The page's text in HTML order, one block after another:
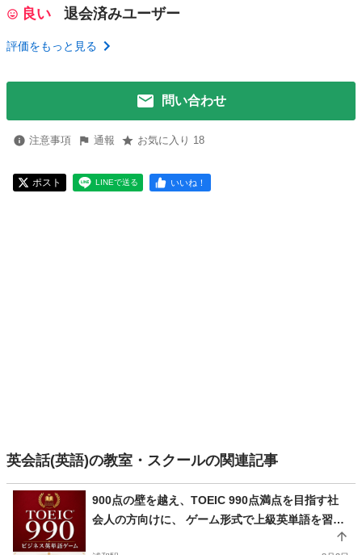
良い
退会済みユーザー
評価をもっと見る
問い合わせ
注意事項 通報 お気に入り 18
ポスト LINEで送る いいね！
英会話(英語)の教室・スクールの関連記事
900点の壁を越え、TOEIC 990点満点を目指す社
会人の方向けに、 ゲーム形式で上級英単語を習得